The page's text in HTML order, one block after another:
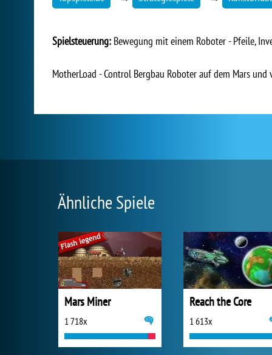
Spielsteuerung: Bewegung mit einem Roboter - Pfeile,
MotherLoad - Control Bergbau Roboter auf dem Mars
Ähnliche Spiele
Mars Miner
1 718x
Reach the Core
1 613x